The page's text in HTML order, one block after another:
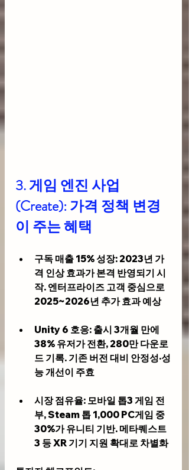
3. 게임 엔진 사업
(Create): 가격 정책 변경
이 주는 혜택
구독 매출 15% 성장: 2023년 가
격 인상 효과가 본격 반영되기 시
작. 엔터프라이즈 고객 중심으로
2025~2026년 추가 효과 예상
Unity 6 호응: 출시 3개월 만에
38% 유저가 전환, 280만 다운로
드 기록. 기존 버전 대비 안정성·성
능 개선이 주효
시장 점유율: 모바일 톱3 게임 전
부, Steam 톱 1,000 PC게임 중
30%가 유니티 기반. 메타퀘스트
3 등 XR 기기 지원 확대로 차별화